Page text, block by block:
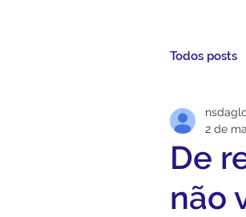
Todos posts
Santos
De
não
2 de